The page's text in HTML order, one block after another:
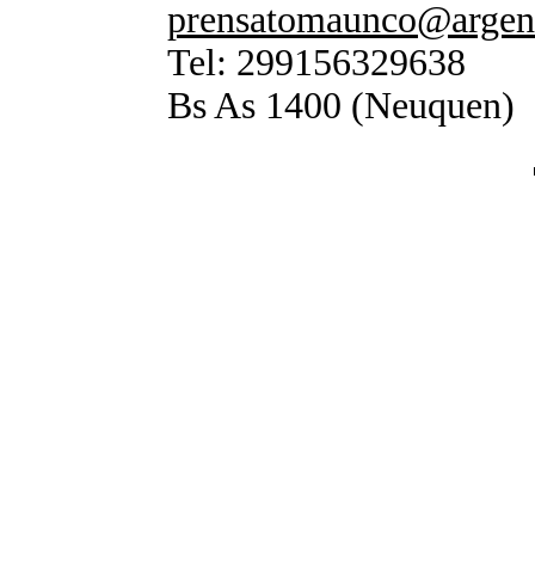
Tel: 299156329638
Bs As 1400 (Neuquen)